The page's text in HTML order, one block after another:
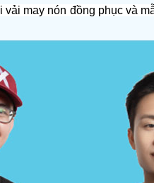
vải may nón đồng phục và